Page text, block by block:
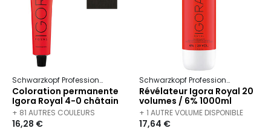
Schwarzkopf Professional Royal
Coloration permanente
Igora Royal 4-0 châtain
naturel
+ 81 AUTRES COULEURS
DISPONIBLES
16,28 €
Schwarzkopf Professional
Révélateur Igora Royal 20
volumes / 6% 1000ml
+ 1 AUTRE VOLUME DISPONIBLE
17,64 €